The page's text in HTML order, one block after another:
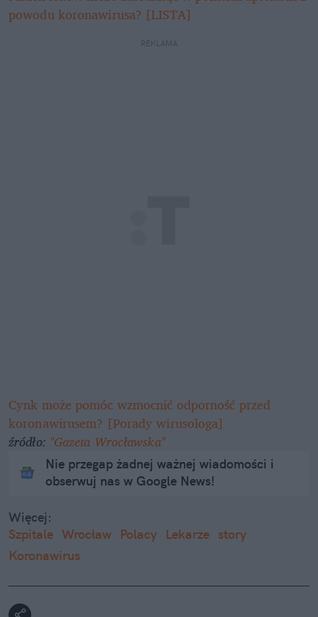
powodu koronawirusa? [LISTA]
REKLAMA
Cynk może pomóc wzmocnić odporność przed
koronawirusem? [Porady wirusologa]
źródło: "Gazeta Wrocławska"
Nie przegap żadnej ważnej wiadomości i
obserwuj nas w Google News!
Więcej:
Szpitale Wrocław Polacy Lekarze story
Koronawirus